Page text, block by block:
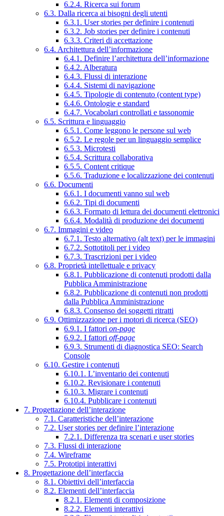
6.2.4. Ricerca sui forum
6.3. Dalla ricerca ai bisogni degli utenti
6.3.1. User stories per definire i contenuti
6.3.2. Job stories per definire i contenuti
6.3.3. Criteri di accettazione
6.4. Architettura dell’informazione
6.4.1. Definire l’architettura dell’informazione
6.4.2. Alberatura
6.4.3. Flussi di interazione
6.4.4. Sistemi di navigazione
6.4.5. Tipologie di contenuto (content type)
6.4.6. Ontologie e standard
6.4.7. Vocabolari controllati e tassonomie
6.5. Scrittura e linguaggio
6.5.1. Come leggono le persone sul web
6.5.2. Le regole per un linguaggio semplice
6.5.3. Microtesti
6.5.4. Scrittura collaborativa
6.5.5. Content critique
6.5.6. Traduzione e localizzazione dei contenuti
6.6. Documenti
6.6.1. I documenti vanno sul web
6.6.2. Tipi di documenti
6.6.3. Formato di lettura dei documenti elettronici
6.6.4. Modalità di produzione dei documenti
6.7. Immagini e video
6.7.1. Testo alternativo (alt text) per le immagini
6.7.2. Sottotitoli per i video
6.7.3. Trascrizioni per i video
6.8. Proprietà intellettuale e privacy
6.8.1. Pubblicazione di contenuti prodotti dalla
Pubblica Amministrazione
6.8.2. Pubblicazione di contenuti non prodotti
dalla Pubblica Amministrazione
6.8.3. Consenso dei soggetti ritratti
6.9. Ottimizzazione per i motori di ricerca (SEO)
6.9.1. I fattori on-page
6.9.2. I fattori off-page
6.9.3. Strumenti di diagnostica SEO: Search
Console
6.10. Gestire i contenuti
6.10.1. L’inventario dei contenuti
6.10.2. Revisionare i contenuti
6.10.3. Migrare i contenuti
6.10.4. Pubblicare i contenuti
7. Progettazione dell’interazione
7.1. Caratteristiche dell’interazione
7.2. User stories per definire l’interazione
7.2.1. Differenza tra scenari e user stories
7.3. Flussi di interazione
7.4. Wireframe
7.5. Prototipi interattivi
8. Progettazione dell’interfaccia
8.1. Obiettivi dell’interfaccia
8.2. Elementi dell’interfaccia
8.2.1. Elementi di composizione
8.2.2. Elementi interattivi